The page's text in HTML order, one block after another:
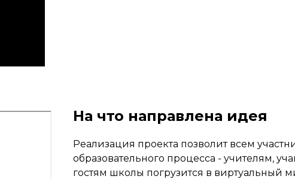
На что направлена идея
Реализация проекта позволит всем
образовательного процесса - учителям,
гостям школы погрузится в виртуальный